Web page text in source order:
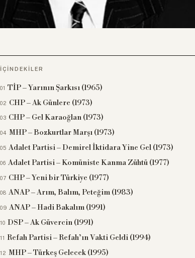
İÇINDEKILER
TİP – Yarının Şarkısı (1965)
CHP – Ak Günlere (1973)
CHP – Gel Karaoğlan (1973)
MHP – Bozkurtlar Marşı (1973)
Adalet Partisi – Demirel İktidara Yine Gel (1973)
Adalet Partisi – Komüniste Kanma Zühtü (1977)
CHP – Yeni bir Türkiye (1977)
ANAP – Arım, Balım, Peteğim (1983)
ANAP – Hadi Bakalım (1991)
DSP – Ak Güvercin (1991)
Refah Partisi – Refah’ın Vakti Geldi (1994)
MHP – Türkeş Gelecek (1995)